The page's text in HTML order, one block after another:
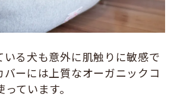
いる犬も意外に肌触りに敏感で
バーには上質なオーガニックコ
ています。